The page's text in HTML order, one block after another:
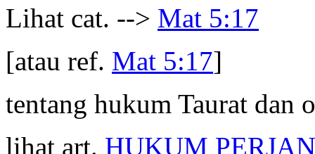
Lihat cat. --> Mat 5:17
[atau ref. Mat 5:17]
tentang hukum Taurat dan
lihat art. HUKUM